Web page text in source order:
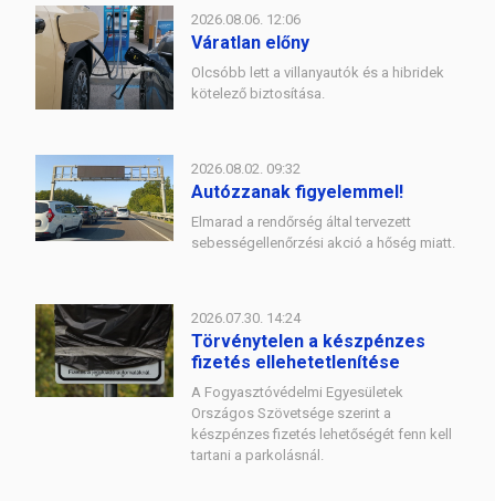
2026.08.06. 12:06
Váratlan előny
Olcsóbb lett a villanyautók és a hibridek
kötelező biztosítása.
2026.08.02. 09:32
Autózzanak figyelemmel!
Elmarad a rendőrség által tervezett
sebességellenőrzési akció a hőség miatt.
2026.07.30. 14:24
Törvénytelen a készpénzes
fizetés ellehetetlenítése
A Fogyasztóvédelmi Egyesületek
Országos Szövetsége szerint a
készpénzes fizetés lehetőségét fenn kell
tartani a parkolásnál.